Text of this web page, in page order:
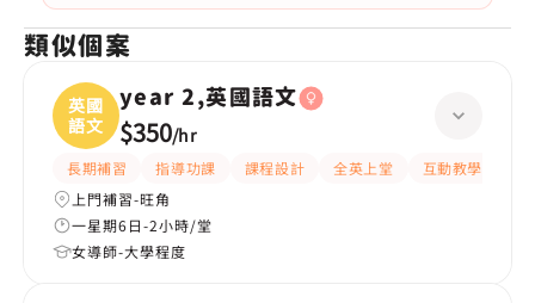
類似個案
英國
語文
year 2,英國語文
$350/hr
長期補習 指導功課 課程設計 全英上堂 互動教學
上門補習-旺角
一星期6日-2小時/堂
女導師-大學程度